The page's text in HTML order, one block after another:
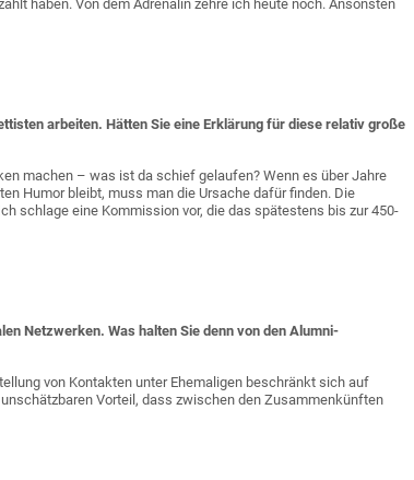
haben. Von dem Adrenalin zehre ich heute noch. Ansonsten
arbeiten. Hätten Sie eine Erklärung für diese relativ große
machen – was ist da schief gelaufen? Wenn es über Jahre
Humor bleibt, muss man die Ursache dafür finden. Die
schlage eine Kommission vor, die das spätestens bis zur 450-
Netzwerken. Was halten Sie denn von den Alumni-
von Kontakten unter Ehemaligen beschränkt sich auf
Vorteil, dass zwischen den Zusammenkünften